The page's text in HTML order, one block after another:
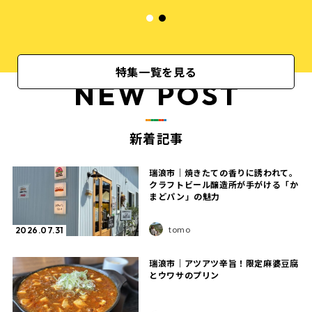
特集一覧を見る
NEW POST
新着記事
2026.07.31
瑞浪市｜焼きたての香りに誘われて。
クラフトビール醸造所が手がける「か
まどパン」の魅力
tomo
瑞浪市｜アツアツ辛旨！限定麻婆豆腐
とウワサのプリン